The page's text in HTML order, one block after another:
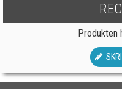
Produkten